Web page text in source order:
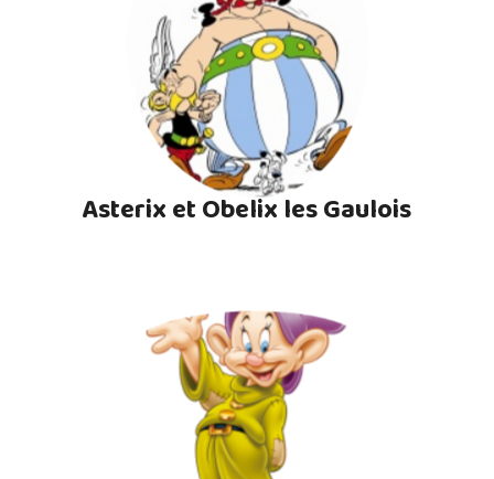
Asterix et Obelix les Gaulois